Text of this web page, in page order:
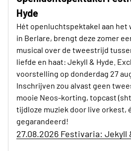
Hyde
Hét openluchtspektakel aan het
in Berlare, brengt deze zomer
musical over de tweestrijd
liefde en haat: Jekyll & Hyde.
voorstelling op donderdag 27
Inschrijven zou alvast geen
mooie Neos-korting, topcast
tijdloze muziek door live orkest,
gegarandeerd!
27.08.2026 Festivaria: Jekyll